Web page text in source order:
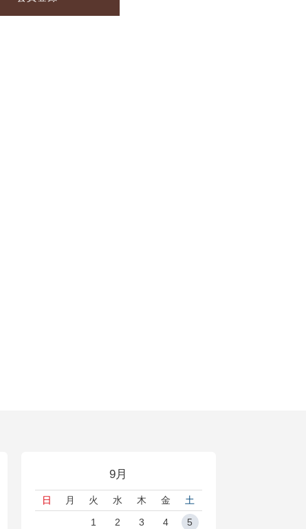
9月
日 月 火 水 木 金
土
1
2 3 4 5